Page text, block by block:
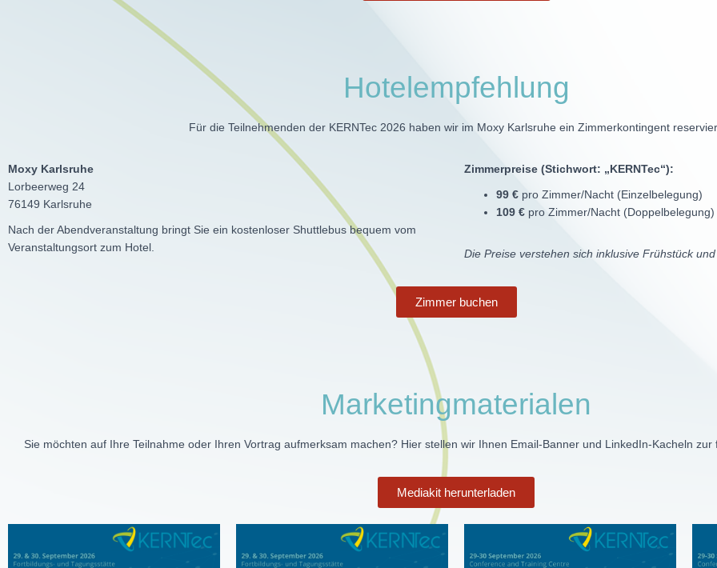
Hotelempfehlung
Für die Teilnehmenden der KERNTec 2026 haben wir im Moxy Karlsruhe ein Zimmerkontingent
Moxy Karlsruhe
Lorbeerweg 24
76149 Karlsruhe
Nach der Abendveranstaltung bringt Sie ein kostenloser Shuttlebus bequem vom
Veranstaltungsort zum Hotel.
Zimmerpreise (Stichwort: „KERNTec“):
99 € pro Zimmer/Nacht (Einzelbelegung)
109 € pro Zimmer/Nacht (Doppelbelegung)
Die Preise verstehen sich inklusive Frühstück
Zimmer buchen
Marketingmaterialen
Sie möchten auf Ihre Teilnahme oder Ihren Vortrag aufmerksam machen? Hier stellen wir Ihnen Email-Banner und LinkedIn-Kacheln
Mediakit herunterladen